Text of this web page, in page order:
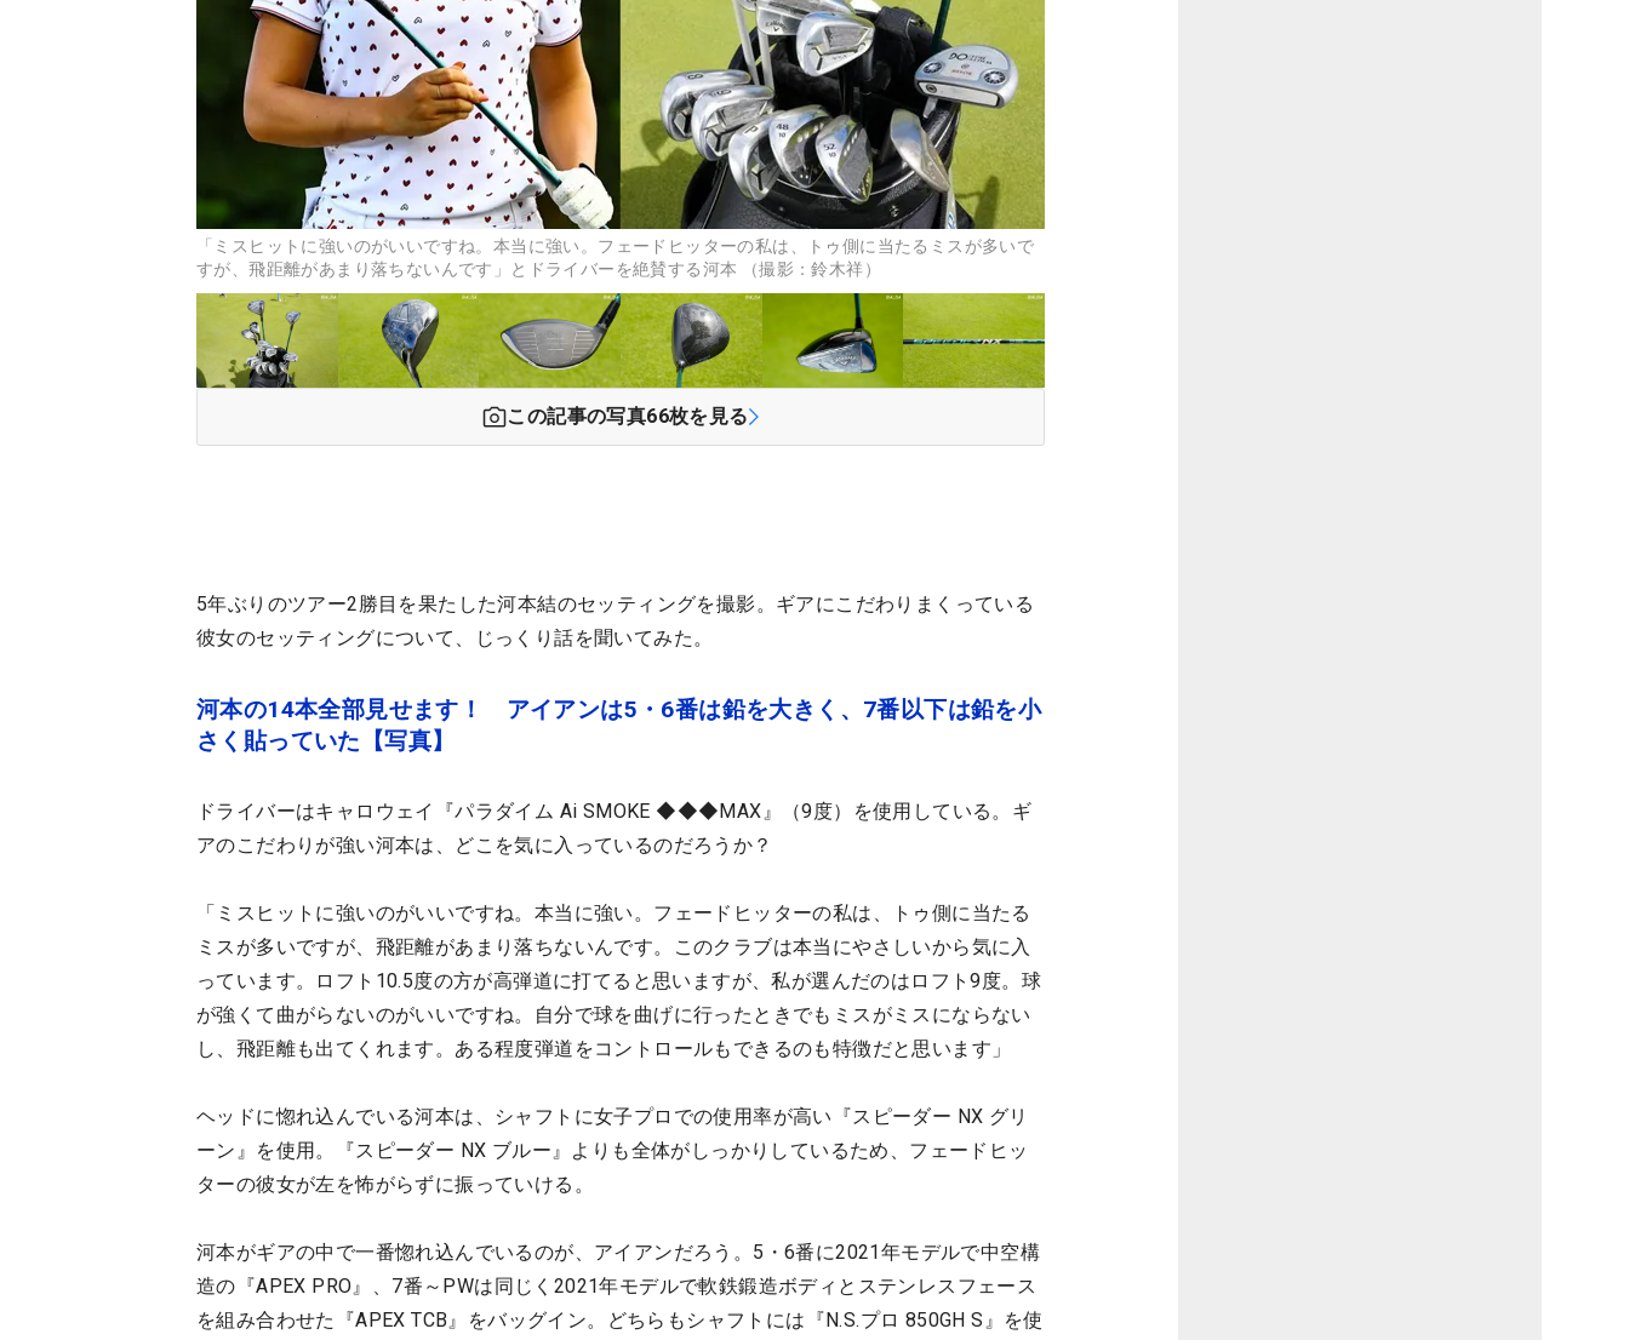
「ミスヒットに強いのがいいですね。本当に強い。フェードヒッターの私は、トゥ側に当たるミスが多いで
すが、飛距離があまり落ちないんです」とドライバーを絶賛する河本 （撮影：鈴木祥）
この記事の写真66枚を見る
5年ぶりのツアー2勝目を果たした河本結のセッティングを撮影。ギアにこだわりまくっている
彼女のセッティングについて、じっくり話を聞いてみた。
河本の14本全部見せます！ アイアンは5・6番は鉛を大きく、7番以下は鉛を小
さく貼っていた【写真】
ドライバーはキャロウェイ『パラダイム Ai SMOKE ◆◆◆MAX』（9度）を使用している。ギ
アのこだわりが強い河本は、どこを気に入っているのだろうか？
「ミスヒットに強いのがいいですね。本当に強い。フェードヒッターの私は、トゥ側に当たる
ミスが多いですが、飛距離があまり落ちないんです。このクラブは本当にやさしいから気に入
っています。ロフト10.5度の方が高弾道に打てると思いますが、私が選んだのはロフト9度。球
が強くて曲がらないのがいいですね。自分で球を曲げに行ったときでもミスがミスにならない
し、飛距離も出てくれます。ある程度弾道をコントロールもできるのも特徴だと思います」
ヘッドに惚れ込んでいる河本は、シャフトに女子プロでの使用率が高い『スピーダー NX グリ
ーン』を使用。『スピーダー NX ブルー』よりも全体がしっかりしているため、フェードヒッ
ターの彼女が左を怖がらずに振っていける。
河本がギアの中で一番惚れ込んでいるのが、アイアンだろう。5・6番に2021年モデルで中空構
造の『APEX PRO』、7番～PWは同じく2021年モデルで軟鉄鍛造ボディとステンレスフェース
を組み合わせた
『APEX TCB』をバッグイン。どちらもシャフトには『N.S.プロ 850GH S』を使